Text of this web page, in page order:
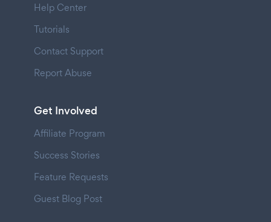
Help Center
Tutorials
Contact Support
Report Abuse
Get Involved
Affiliate Program
Success Stories
Feature Requests
Guest Blog Post